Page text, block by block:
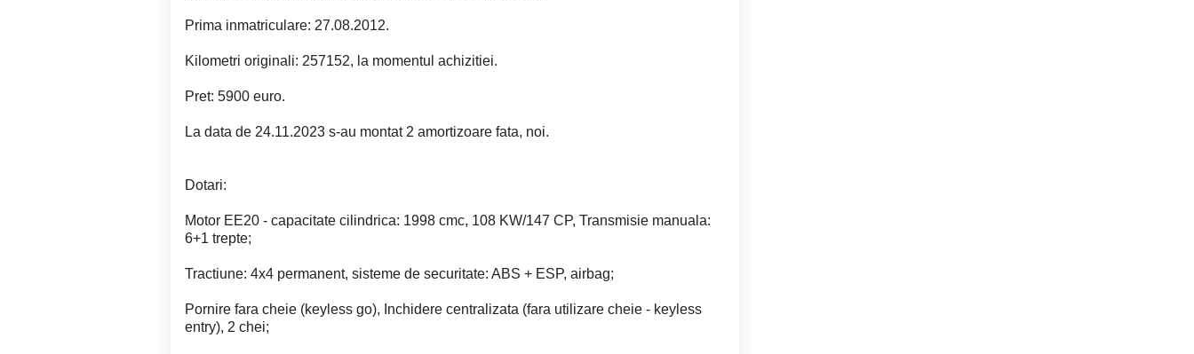
Prima inmatriculare: 27.08.2012.
Kilometri originali: 257152, la momentul achizitiei.
Pret: 5900 euro.
La data de 24.11.2023 s-au montat 2 amortizoare fata, noi.
Dotari:
Motor EE20 - capacitate cilindrica: 1998 cmc, 108 KW/147 CP, Transmisie manuala:
6+1 trepte;
Tractiune: 4x4 permanent, sisteme de securitate: ABS + ESP, airbag;
Pornire fara cheie (keyless go), Inchidere centralizata (fara utilizare cheie - keyless
entry), 2 chei;